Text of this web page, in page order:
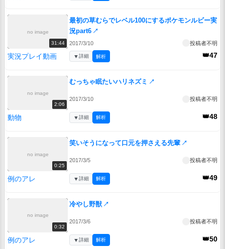
no image
31:44
最初の草むらでレベル100にするポケモンルビー実
況part6 ↗
2017/3/10 投稿者不明
実況プレイ動画 👑47
▼詳細 解析
no image
2:06
むっちゃ眠たいハリネズミ ↗
2017/3/10 投稿者不明
動物 👑48
▼詳細 解析
no image
0:25
笑いそうになって口元を押さえる先輩 ↗
2017/3/5 投稿者不明
例のアレ 👑49
▼詳細 解析
no image
0:32
冷やし野獣 ↗
2017/3/6 投稿者不明
例のアレ 👑50
▼詳細 解析